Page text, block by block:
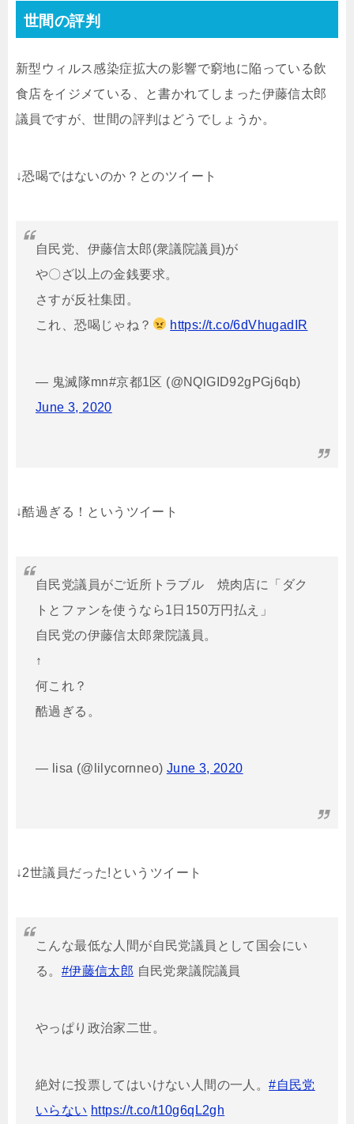
世間の評判
新型ウィルス感染症拡大の影響で窮地に陥っている飲
食店をイジメている、と書かれてしまった伊藤信太郎
議員ですが、世間の評判はどうでしょうか。
↓恐喝ではないのか？とのツイート
自民党、伊藤信太郎(衆議院議員)が
や〇ざ以上の金銭要求。
さすが反社集団。
これ、恐喝じゃね？
https://t.co/6dVhugadIR
— 鬼滅隊mn#京都1区 (@NQlGID92gPGj6qb)
June 3, 2020
↓酷過ぎる！というツイート
自民党議員がご近所トラブル 焼肉店に「ダク
トとファンを使うなら1日150万円払え」
自民党の伊藤信太郎衆院議員。
↑
何これ？
酷過ぎる。
— lisa (@lilycornneo) June 3, 2020
↓2世議員だった!というツイート
こんな最低な人間が自民党議員として国会にい
る。 #伊藤信太郎 自民党衆議院議員
やっぱり政治家二世。
絶対に投票してはいけない人間の一人。#自民党
いらない https://t.co/t10g6qL2gh